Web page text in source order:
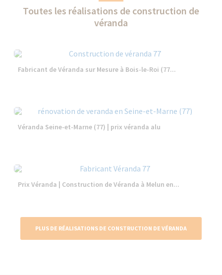
Toutes les réalisations de construction de
véranda
Fabricant de Véranda sur Mesure à Bois-le-Roi (77...
Véranda Seine-et-Marne (77) | prix véranda alu
Prix Véranda | Construction de Véranda à Melun en...
PLUS DE RÉALISATIONS DE CONSTRUCTION DE VÉRANDA